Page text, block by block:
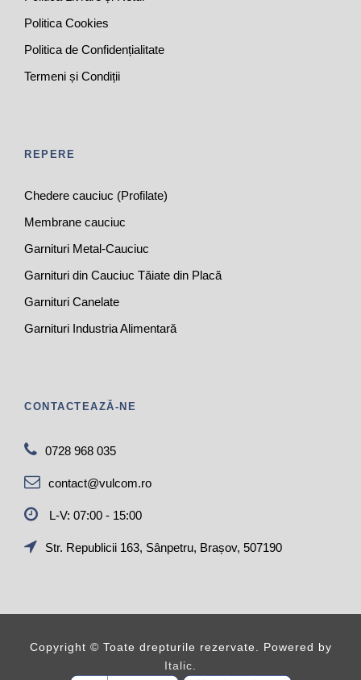
Politica Cookies
Politica de Confidențialitate
Termeni și Condiții
REPERE
Chedere cauciuc (Profilate)
Membrane cauciuc
Garnituri Metal-Cauciuc
Garnituri din Cauciuc Tăiate din Placă
Garnituri Canelate
Garnituri Industria Alimentară
CONTACTEAZĂ-NE
0728 968 035
contact@vulcom.ro
L-V: 07:00 - 15:00
Str. Republicii 163, Sânpetru, Brașov, 507190
Copyright © Toate drepturile rezervate. Powered by
Italic.